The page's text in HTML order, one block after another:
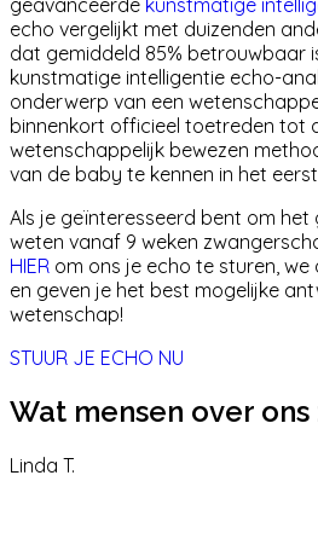
geavanceerde kunstmatige
echo vergelijkt met duizenden
dat gemiddeld 85% betrouwbaar
kunstmatige intelligentie echo-
onderwerp van een
binnenkort officieel toetreden tot
wetenschappelijk bewezen
van de baby te kennen in het
Als je geïnteresseerd bent om
weten vanaf 9 weken
HIER om ons je echo te sturen,
en geven je het best mogelijke
wetenschap!
STUUR JE ECHO NU
Wat mensen over
Linda T.